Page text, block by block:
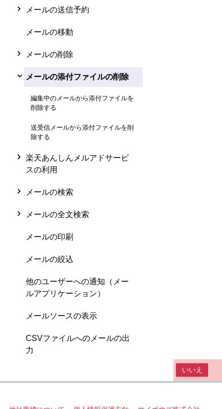
メールの送信予約
メールの移動
メールの削除
メールの添付ファイルの削除
編集中のメールから添付ファイルを
削除する
送受信メールから添付ファイルを削
除する
楽天あんしんメルアドサービ
スの利用
メールの検索
メールの全文検索
メールの印刷
メールの絞込
他のユーザーへの通知（メー
ルアプリケーション）
メールソースの表示
CSVファイルへのメールの出
力
いいえ